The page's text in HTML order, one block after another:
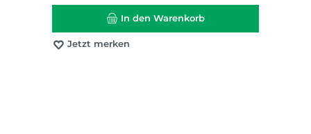
In den Warenkorb
Jetzt merken